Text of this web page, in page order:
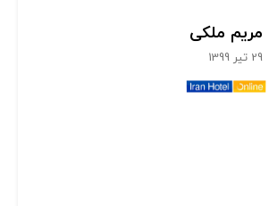
مریم ملکی
29 تیر 1399